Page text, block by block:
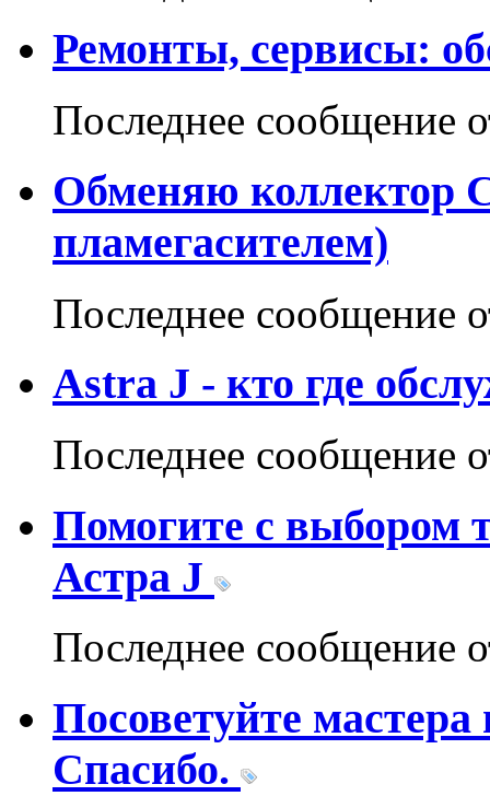
Ремонты, сервисы:
Последнее сообщение
Обменяю коллектор
пламегасителем)
Последнее сообщение
Astra J - кто где
Последнее сообщение
Помогите с
Астра J
Последнее сообщение
Посоветуйте
Спасибо.